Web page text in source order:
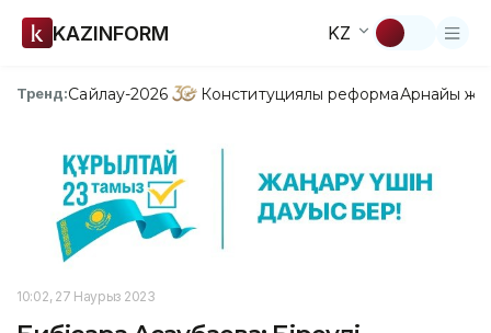
KAZINFORM KZ
Тренд:Сайлау-2026 Конституциялық реформаАрнайы
10:02, 27 Наурыз 2023